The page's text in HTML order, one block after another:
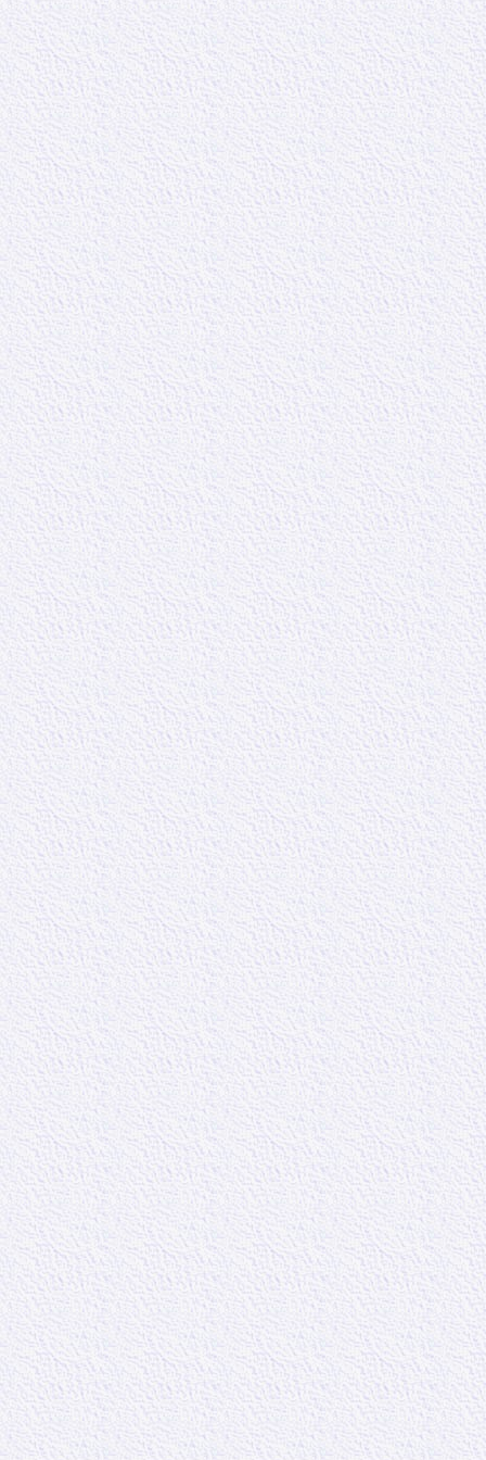
souvent ces
Donc nous
parfois ces
voient
1 : Pierre
ceux-ci puisse
2 : Cette saine
1) Sur les
2) Sur le
3) Sur les
3 : Les gens
derniers
sont les
selon leurs
ne sont pas
dans ce
4 : Pour eux,
création. Ils
construisent
pensées et au
choses de ce
seulement le
cette terre.
de Jésus, de
étroitement lié
d’étude pour
Pour eux tout
Dieu est un
mécanisme,
peut y avoir
terre, avec un
chaque
grâce qui a
celle du
Vous pouvez
dessous.
–Pour
sélectionnez
– Pour